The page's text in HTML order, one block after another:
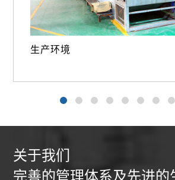
生产环境
关于我们
完善的管理体系及先进的